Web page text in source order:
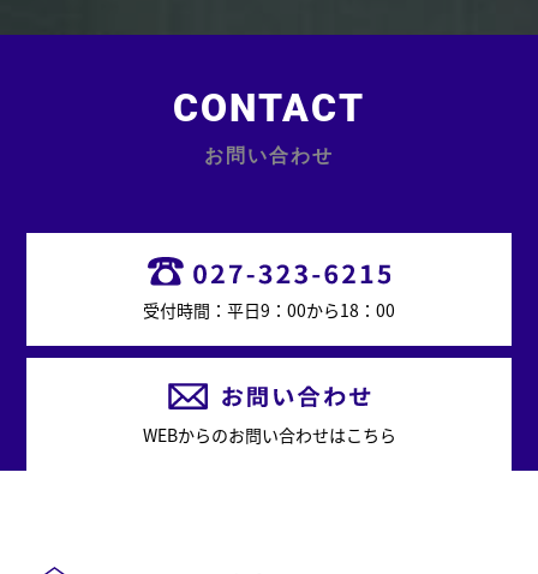
CONTACT
お問い合わせ
受付時間：平日9：00から18：00
WEBからのお問い合わせはこちら